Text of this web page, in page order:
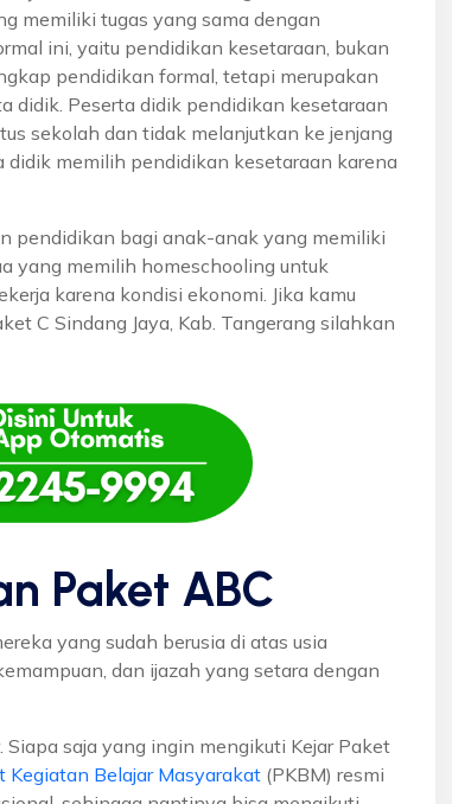
memiliki tugas yang sama dengan
ini, yaitu pendidikan kesetaraan, bukan
pendidikan formal, tetapi merupakan
didik. Peserta didik pendidikan kesetaraan
sekolah dan tidak melanjutkan ke jenjang
memilih pendidikan kesetaraan karena
pendidikan bagi anak-anak yang memiliki
yang memilih homeschooling untuk
karena kondisi ekonomi. Jika kamu
C Sindang Jaya, Kab. Tangerang silahkan
Paket ABC
yang sudah berusia di atas usia
dan ijazah yang setara dengan
saja yang ingin mengikuti Kejar Paket
Kegiatan Belajar Masyarakat (PKBM) resmi